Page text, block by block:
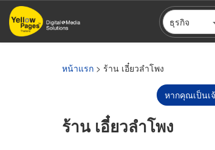
ข้าม
ไป
ธุรกิจ
หน้าแรก > ร้าน เอี๋ยวลำโพง
หากคุณเป็นเ
ร้าน เอี๋ยวลำโพง